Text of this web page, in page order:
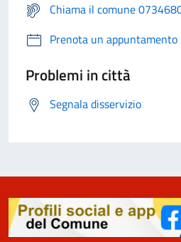
Chiama il comune
Prenota un appuntamento
Problemi in città
Segnala disservizio